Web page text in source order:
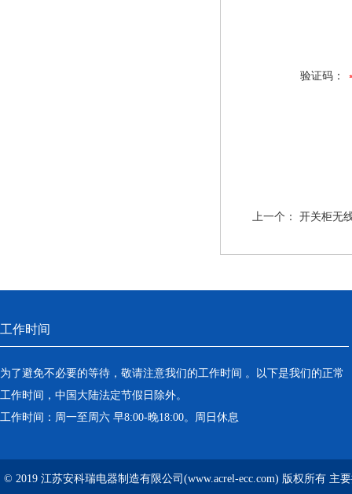
验证码：
上一个： 开关柜无
工作时间
为了避免不必要的等待，敬请注意我们的工作时间 。以下是我们的正常
工作时间，中国大陆法定节假日除外。
工作时间：周一至周六 早8:00-晚18:00。周日休息
© 2019 江苏安科瑞电器制造有限公司(www.acrel-ecc.com) 版权所有 主